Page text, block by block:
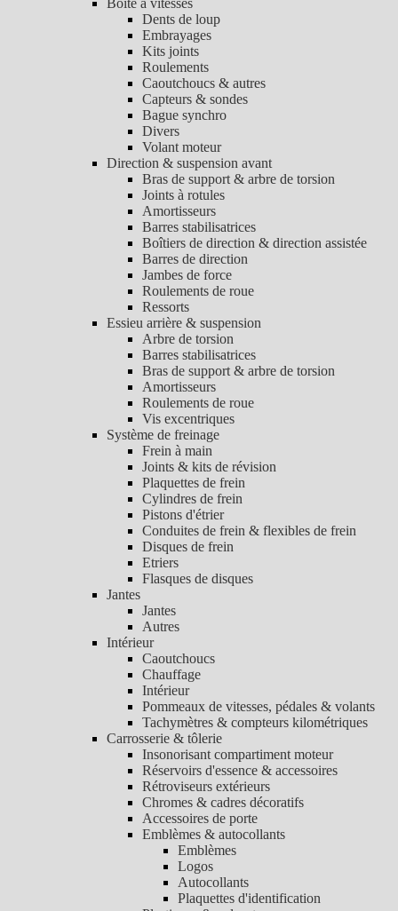
Boîte à vitesses
Dents de loup
Embrayages
Kits joints
Roulements
Caoutchoucs & autres
Capteurs & sondes
Bague synchro
Divers
Volant moteur
Direction & suspension avant
Bras de support & arbre de torsion
Joints à rotules
Amortisseurs
Barres stabilisatrices
Boîtiers de direction & direction assistée
Barres de direction
Jambes de force
Roulements de roue
Ressorts
Essieu arrière & suspension
Arbre de torsion
Barres stabilisatrices
Bras de support & arbre de torsion
Amortisseurs
Roulements de roue
Vis excentriques
Système de freinage
Frein à main
Joints & kits de révision
Plaquettes de frein
Cylindres de frein
Pistons d'étrier
Conduites de frein & flexibles de frein
Disques de frein
Etriers
Flasques de disques
Jantes
Jantes
Autres
Intérieur
Caoutchoucs
Chauffage
Intérieur
Pommeaux de vitesses, pédales & volants
Tachymètres & compteurs kilométriques
Carrosserie & tôlerie
Insonorisant compartiment moteur
Réservoirs d'essence & accessoires
Rétroviseurs extérieurs
Chromes & cadres décoratifs
Accessoires de porte
Emblèmes & autocollants
Emblèmes
Logos
Autocollants
Plaquettes d'identification